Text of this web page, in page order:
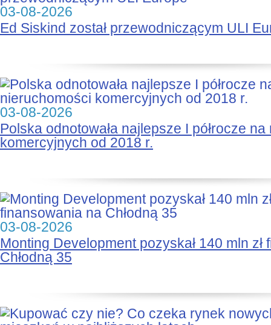
03-08-2026
Ed Siskind został przewodniczącym ULI
03-08-2026
Polska odnotowała najlepsze I półrocze
komercyjnych od 2018 r.
03-08-2026
Monting Development pozyskał 140 mln zł
Chłodną 35